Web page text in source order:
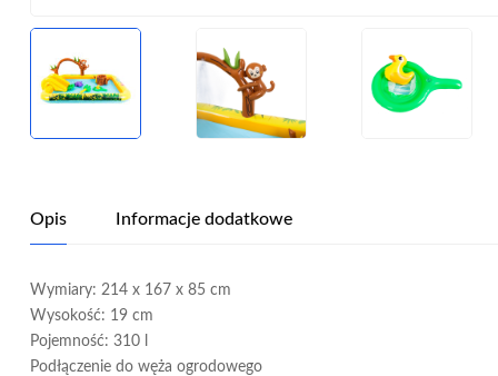
Opis Informacje dodatkowe
Wymiary: 214 x 167 x 85 cm
Wysokość: 19 cm
Pojemność: 310 l
Podłączenie do węża ogrodowego